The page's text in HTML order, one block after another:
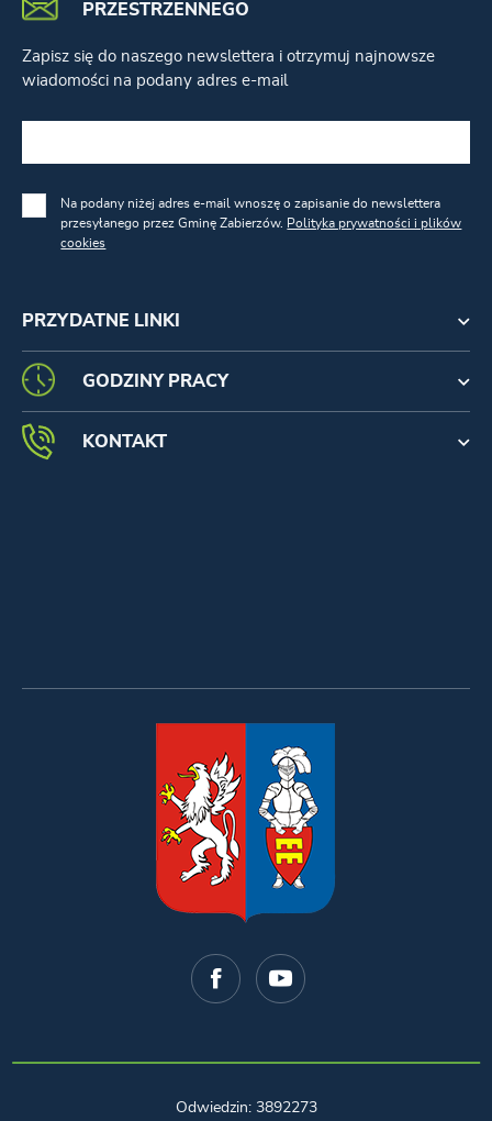
PRZYDATNE LINKI
PRZESTRZENNEGO
Zapisz się do naszego newslettera i otrzymuj najnowsze
wiadomości na podany adres e-mail
Na podany niżej adres e-mail wnoszę o zapisanie do newslettera
przesyłanego przez Gminę Zabierzów. Polityka prywatności i plików
cookies
GODZINY PRACY
KONTAKT
Odwiedzin: 3892273